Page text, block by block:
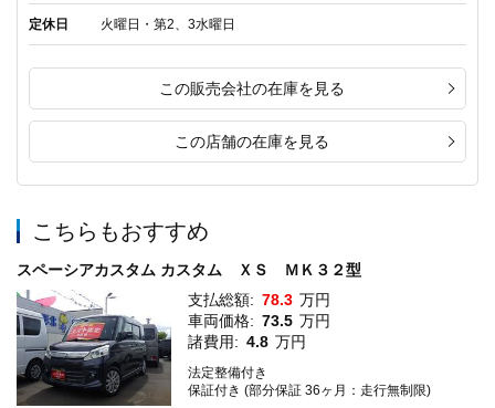
定休日 火曜日・第2、3水曜日
この販売会社の在庫を見る
この店舗の在庫を見る
こちらもおすすめ
スペーシアカスタム カスタム ＸＳ ＭＫ３２型
支払総額: 78.3 万円
車両価格: 73.5 万円
諸費用: 4.8 万円
法定整備付き
保証付き (部分保証 36ヶ月：走行無制限)